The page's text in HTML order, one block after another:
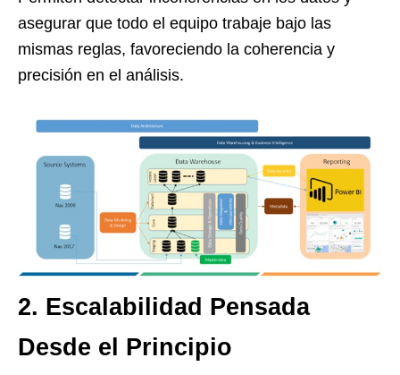
asegurar que todo el equipo trabaje bajo las
mismas reglas, favoreciendo la coherencia y
precisión en el análisis.
2. Escalabilidad Pensada
Desde el Principio